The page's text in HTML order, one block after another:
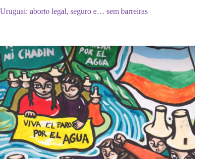
Uruguai: aborto legal, seguro e… sem barreiras